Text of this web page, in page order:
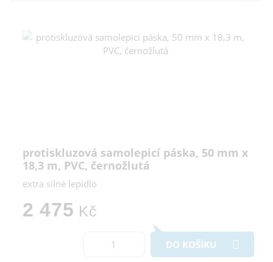
protiskluzová samolepicí páska, 50 mm x
18,3 m, PVC, černožlutá
extra silné lepidlo
2 475 Kč
DO KOŠÍKU